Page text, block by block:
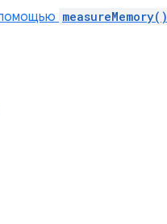
measureMemory()